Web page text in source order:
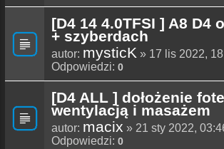
[D4 14 4.0TFSI ] A8 D4
+ szyberdach
autor: mysticK » 17 lis 2022,
Odpowiedzi: 0
[D4 ALL ] dołożenie
wentylacją i masażem
autor: macix » 21 sty 2022,
Odpowiedzi: 0